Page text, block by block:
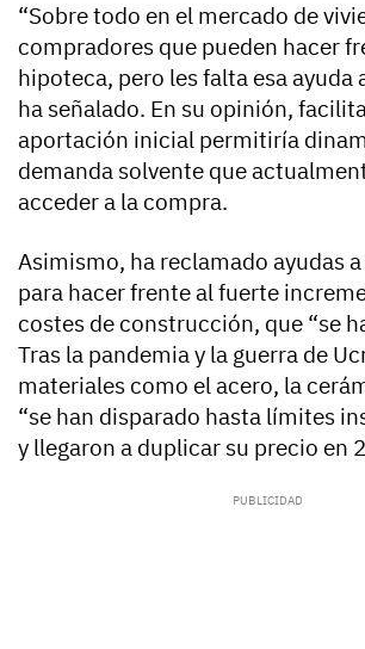
“Sobre todo en el mercado de
compradores que pueden hacer
hipoteca, pero les falta esa ayuda
ha señalado. En su opinión,
aportación inicial permitiría
demanda solvente que
acceder a la compra.
Asimismo, ha reclamado ayudas
para hacer frente al fuerte
costes de construcción, que “se
Tras la pandemia y la guerra de
materiales como el acero, la
“se han disparado hasta límites
y llegaron a duplicar su precio en